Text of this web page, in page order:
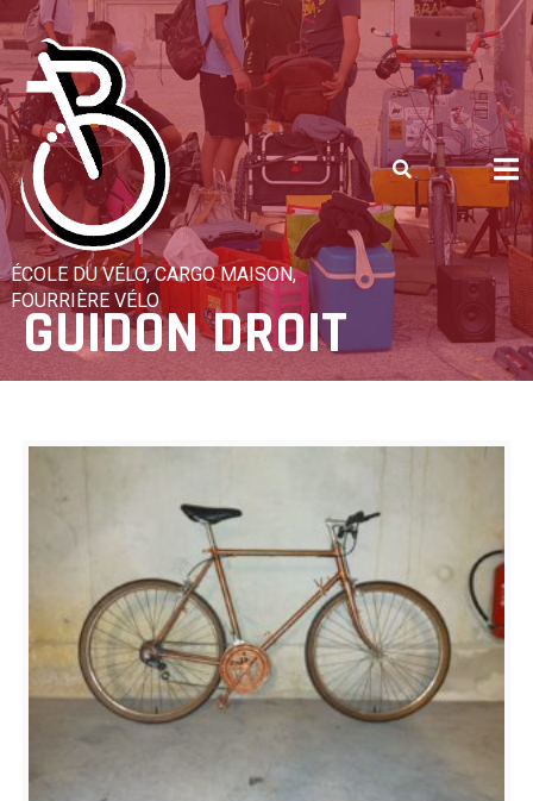
Skip
to
content
ÉCOLE DU VÉLO, CARGO MAISON,
FOURRIÈRE VÉLO
GUIDON DROIT